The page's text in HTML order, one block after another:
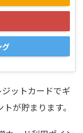
ットカードでギ
が貯まります。